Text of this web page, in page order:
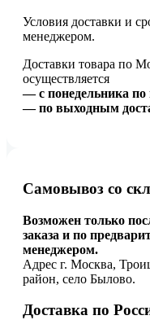
Условия доставки и
менеджером.
Доставки товара по
осуществляется
— с понедельника по
— по выходным
Самовывоз со
Возможен только
заказа и по
менеджером.
Адрес г. Москва,
район, село Былово.
Доставка по